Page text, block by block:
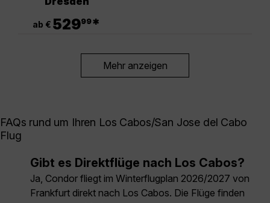
ab € 52999*
Mehr anzeigen
FAQs rund um Ihren Los Cabos/San Jose del Cabo
Flug
Gibt es Direktflüge nach Los Cabos?
Ja, Condor fliegt im Winterflugplan 2026/2027 von
Frankfurt direkt nach Los Cabos. Die Flüge finden